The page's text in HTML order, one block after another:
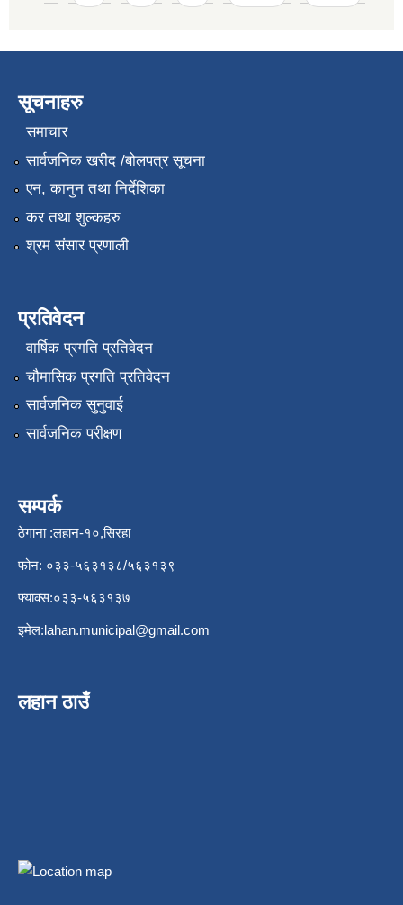
सूचनाहरु
समाचार
सार्वजनिक खरीद /बोलपत्र सूचना
एन, कानुन तथा निर्देशिका
कर तथा शुल्कहरु
श्रम संसार प्रणाली
प्रतिवेदन
वार्षिक प्रगति प्रतिवेदन
चौमासिक प्रगति प्रतिवेदन
सार्वजनिक सुनुवाई
सार्वजनिक परीक्षण
सम्पर्क
ठेगाना :लहान-१०,सिरहा
फोन: ०३३-५६३१३८/५६३१३९
फ्याक्स:०३३-५६३१३७
इमेल:lahan.municipal@gmail.com
लहान ठाउँ